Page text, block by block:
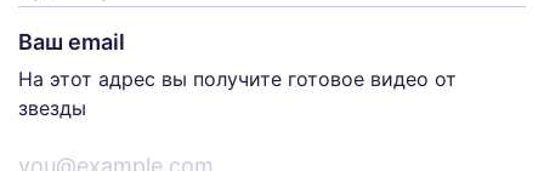
Ваш email
На этот адрес вы получите готовое видео от
звезды